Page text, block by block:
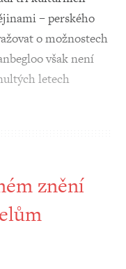
– perského
o možnostech
však není
letech
znění